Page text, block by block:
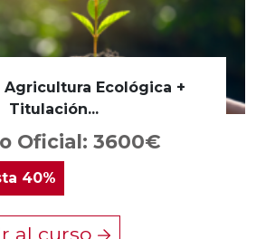
Agricultura Ecológica +
Titulación...
Oficial: 3600€
40%
al curso